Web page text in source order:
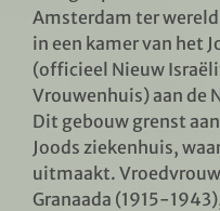
Amsterdam ter
in een kamer van het
(officieel Nieuw
Vrouwenhuis) aan de
Dit gebouw grenst
Joods ziekenhuis,
uitmaakt. Vroedvrouw
Granaada (1915-